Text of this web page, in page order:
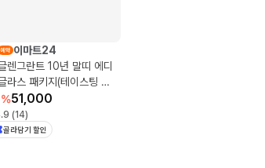
이마트24
렌그란트 10년 말띠 에디
라스 패키지(테이스팅 글
, 하이볼 글라스)
%51,000
(14)
골라담기 할인